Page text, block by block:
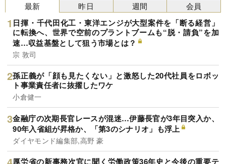
最新
日揮・千代田化工・東洋エンジが大型案件を「断る経営」
に転換へ、世界で空前のプラントブームも“脱・請負”を加
速…収益基盤として狙う市場とは？
宗 敦司
孫正義が「顔も見たくない」と激怒した20代社員をロボッ
ト事業責任者に抜擢したワケ
小倉健一
金融庁の次期長官レースが混迷…伊藤長官が3年目突入か、
90年入省組が昇格か、「第3のシナリオ」も浮上
ダイヤモンド編集部,高野 豪
厚労省の新事務次官に聞く労働政策36年史と今後の重要テ
昨日 週間 会員